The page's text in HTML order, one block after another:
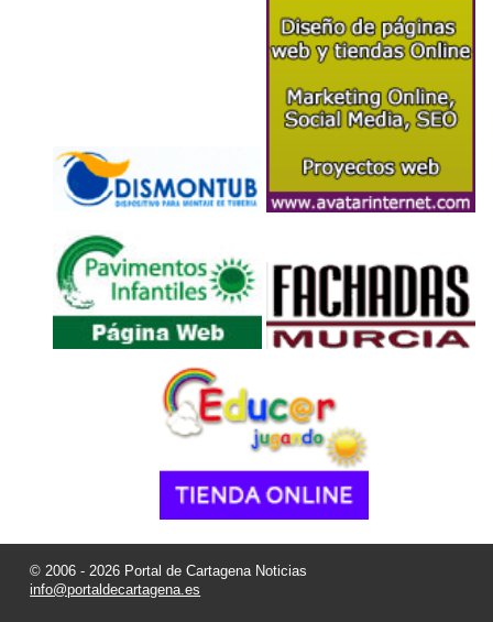
© 2006 - 2026 Portal de Cartagena Noticias
info@portaldecartagena.es